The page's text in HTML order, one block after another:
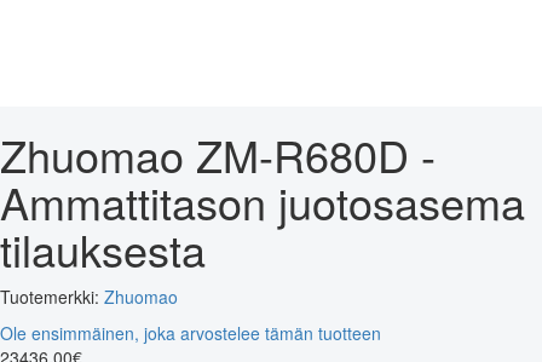
Zhuomao ZM-R680D -
Ammattitason juotosasema
tilauksesta
Tuotemerkki: Zhuomao
Ole ensimmäinen, joka arvostelee tämän tuotteen
23436,00€